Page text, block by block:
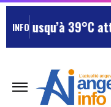
INFO39°C attendus